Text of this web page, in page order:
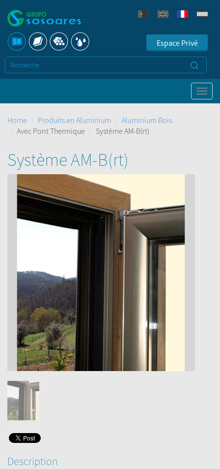
Espace Privé
Home Produits en Aluminium
Aluminium Bois
Avec Pont Thermique
Système AM-B(rt)
Système AM-B(rt)
Description